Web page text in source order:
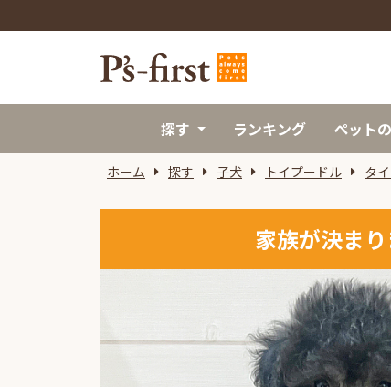
探す ランキング ペット
ホーム 探す 子犬 トイプードル タ
家族が決ま